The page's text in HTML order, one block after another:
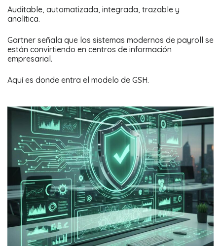
Auditable, automatizada, integrada, trazable y
analítica.
Gartner señala que los sistemas modernos de payroll se
están convirtiendo en centros de información
empresarial.
Aquí es donde entra el modelo de GSH.